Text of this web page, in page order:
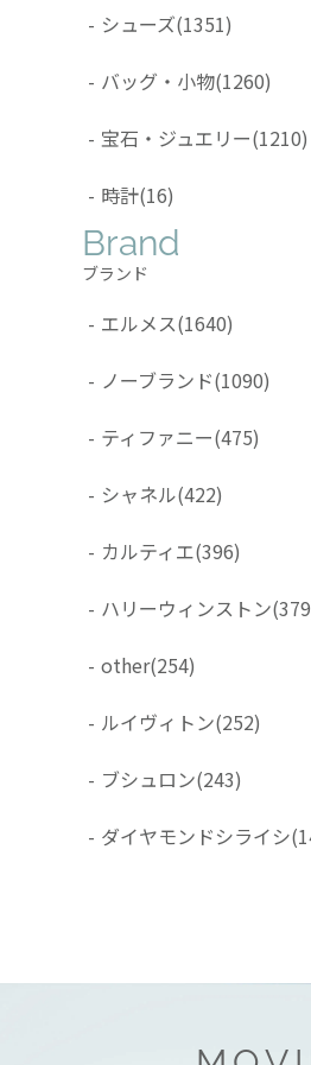
- シューズ(1351)
- バッグ・小物(1260)
- 宝石・ジュエリー(1210)
- 時計(16)
Brand
ブランド
- エルメス(1640)
- ノーブランド(1090)
- ティファニー(475)
- シャネル(422)
- カルティエ(396)
- ハリーウィンストン
- other(254)
- ルイヴィトン(252)
- ブシュロン(243)
- ダイヤモンドシライシ